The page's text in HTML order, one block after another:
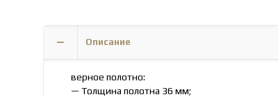
Описание
верное полотно:
— Толщина полотна 36 мм;